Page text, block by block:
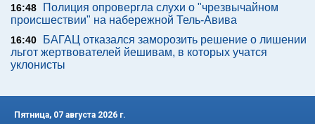
16:48
Полиция опровергла слухи о "чрезвычайном
происшествии" на набережной Тель-Авива
16:40
БАГАЦ отказался заморозить решение о лишении
льгот жертвователей йешивам, в которых учатся
уклонисты
Пятница, 07 августа 2026 г.